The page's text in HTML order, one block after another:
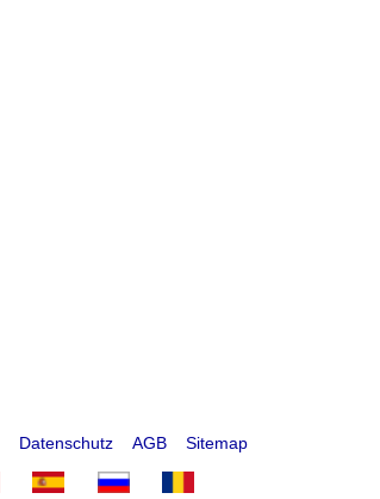
Datenschutz AGB Sitemap